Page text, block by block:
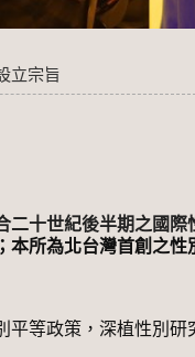
立宗旨
二十世紀後半期之國
本所為北台灣首創之性
平等政策，深植性別研